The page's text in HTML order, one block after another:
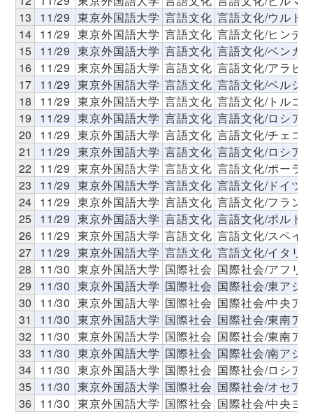
13
11/29 東京外国語大学 言語文化 言語文化/ウルド
14 11/29 東京外国語大学 言語文化 言語文化/ヒンデ
15 11/29 東京外国語大学 言語文化 言語文化/ベンガ
16 11/29 東京外国語大学 言語文化 言語文化/アラビ
17 11/29 東京外国語大学 言語文化 言語文化/ペルシ
18
11/29 東京外国語大学 言語文化 言語文化/トルコ
19
11/29 東京外国語大学 言語文化 言語文化/ロシア
20
11/29 東京外国語大学 言語文化 言語文化/チェコ
21
11/29 東京外国語大学 言語文化 言語文化/ロシア
22
11/29 東京外国語大学 言語文化 言語文化/ポーラ
23
11/29 東京外国語大学 言語文化 言語文化/ドイツ
24 11/29 東京外国語大学 言語文化 言語文化/フラン
25 11/29 東京外国語大学 言語文化 言語文化/ポルト
26 11/29 東京外国語大学 言語文化 言語文化/スペイ
27 11/29 東京外国語大学 言語文化 言語文化/イタリ
28
11/30 東京外国語大学 国際社会 国際社会/アフリ
29
11/30 東京外国語大学 国際社会 国際社会/東アジ
30
11/30 東京外国語大学 国際社会 国際社会/中央ア
31
11/30 東京外国語大学 国際社会 国際社会/東南ア
32
11/30 東京外国語大学 国際社会 国際社会/東南ア
33
11/30 東京外国語大学 国際社会 国際社会/南アジ
34 11/30 東京外国語大学 国際社会 国際社会/ロシア
35 11/30 東京外国語大学 国際社会 国際社会/オセア
36 11/30 東京外国語大学 国際社会 国際社会/中央ヨ